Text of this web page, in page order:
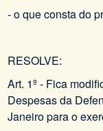
- o que consta do
RESOLVE:
Art. 1º - Fica
Despesas da
Janeiro para o